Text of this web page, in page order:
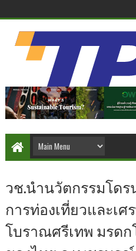
วช.นำนวัตกรรมโดร
การท่องเที่ยวและเ
โบราณศรีเทพ มรด